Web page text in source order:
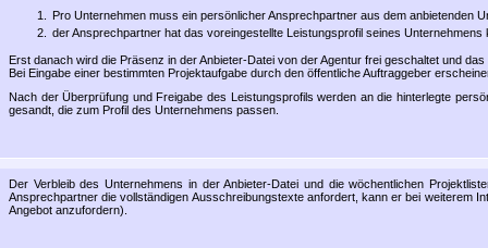
Pro Unternehmen muss ein persönlicher Ansprechpartner aus dem anbietenden
der Ansprechpartner hat das voreingestellte Leistungsprofil seines
Erst danach wird die Präsenz in der Anbieter-Datei von der Agentur frei geschaltet und
Bei Eingabe einer bestimmten Projektaufgabe durch den öffentliche Auftraggeber
Nach der Überprüfung und Freigabe des Leistungsprofils werden an die hinterlegte
gesandt, die zum Profil des Unternehmens passen.
Der Verbleib des Unternehmens in der Anbieter-Datei und die wöchentlichen
Ansprechpartner die vollständigen Ausschreibungstexte anfordert, kann er bei weiterem
Angebot anzufordern).